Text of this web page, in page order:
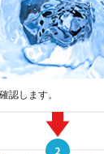
認します。